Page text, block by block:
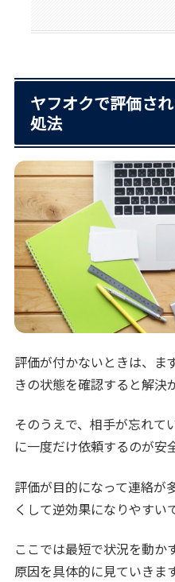
ヤフオクで評価さ
処法
評価が付かないときは、ま
きの状態を確認すると解決
そのうえで、相手が忘れて
に一度だけ依頼するのが安
評価が目的になって連絡が
くして逆効果になりやすい
ここでは最短で状況を動か
原因を具体的に見ていきます